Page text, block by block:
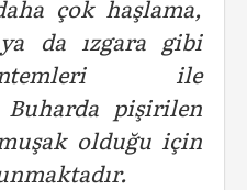
çok haşlama,
da ızgara gibi
ile
Buharda pişirilen
olduğu için